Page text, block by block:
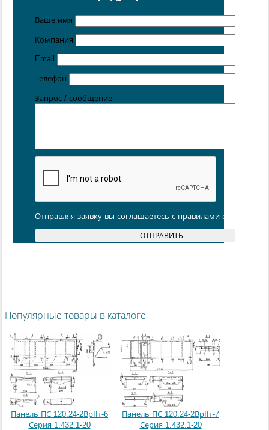
Хабаровске,Ростове-на-Дону,Екатеринбурге,
Симферополе.
Цена от 5 руб. / кг
Ваше имя
Компания
Email
Телефон
Запрос / сообщение
Отправляя заявку вы соглашаетесь с правилами обработки
Популярные товары в каталоге
Панель ПС 120.24-2ВрIIт-6
Серия 1.432.1-20
Панель ПС 120.24-2ВрIIт-7
Серия 1.432.1-20